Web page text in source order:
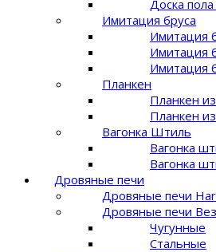
Доска
Имитация бруса
Имитация
Имитация
Имитация
Планкен
Планкен
Планкен
Вагонка Штиль
Вагонка
Вагонка
Дровяные печи
Дровяные печи
Дровяные печи
Чугунные
Стальные